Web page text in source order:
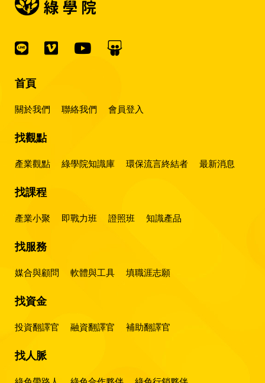
首頁
關於我們 聯絡我們 會員登入
找觀點
產業觀點 綠學院知識庫 環保流言終結者 最新消息
找課程
產業小聚 即戰力班 證照班 知識產品
找服務
媒合與顧問 軟體與工具 填職涯志願
找資金
投資翻譯官 融資翻譯官 補助翻譯官
找人脈